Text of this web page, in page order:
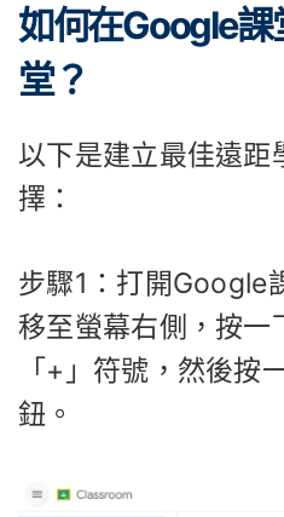
如何在Google
堂？
以下是建立最佳遠距
擇：
步驟1：打開Google
移至螢幕右側，按一
「+」符號，然後按
鈕。